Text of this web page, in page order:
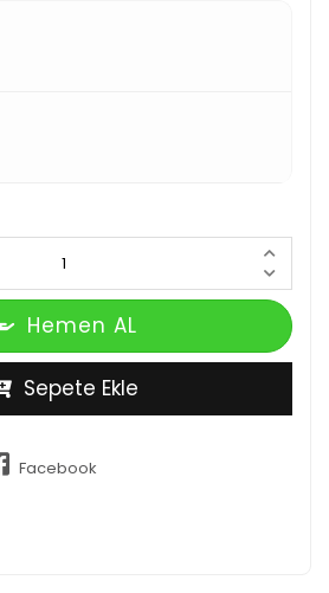
Hemen AL
Sepete Ekle
Facebook